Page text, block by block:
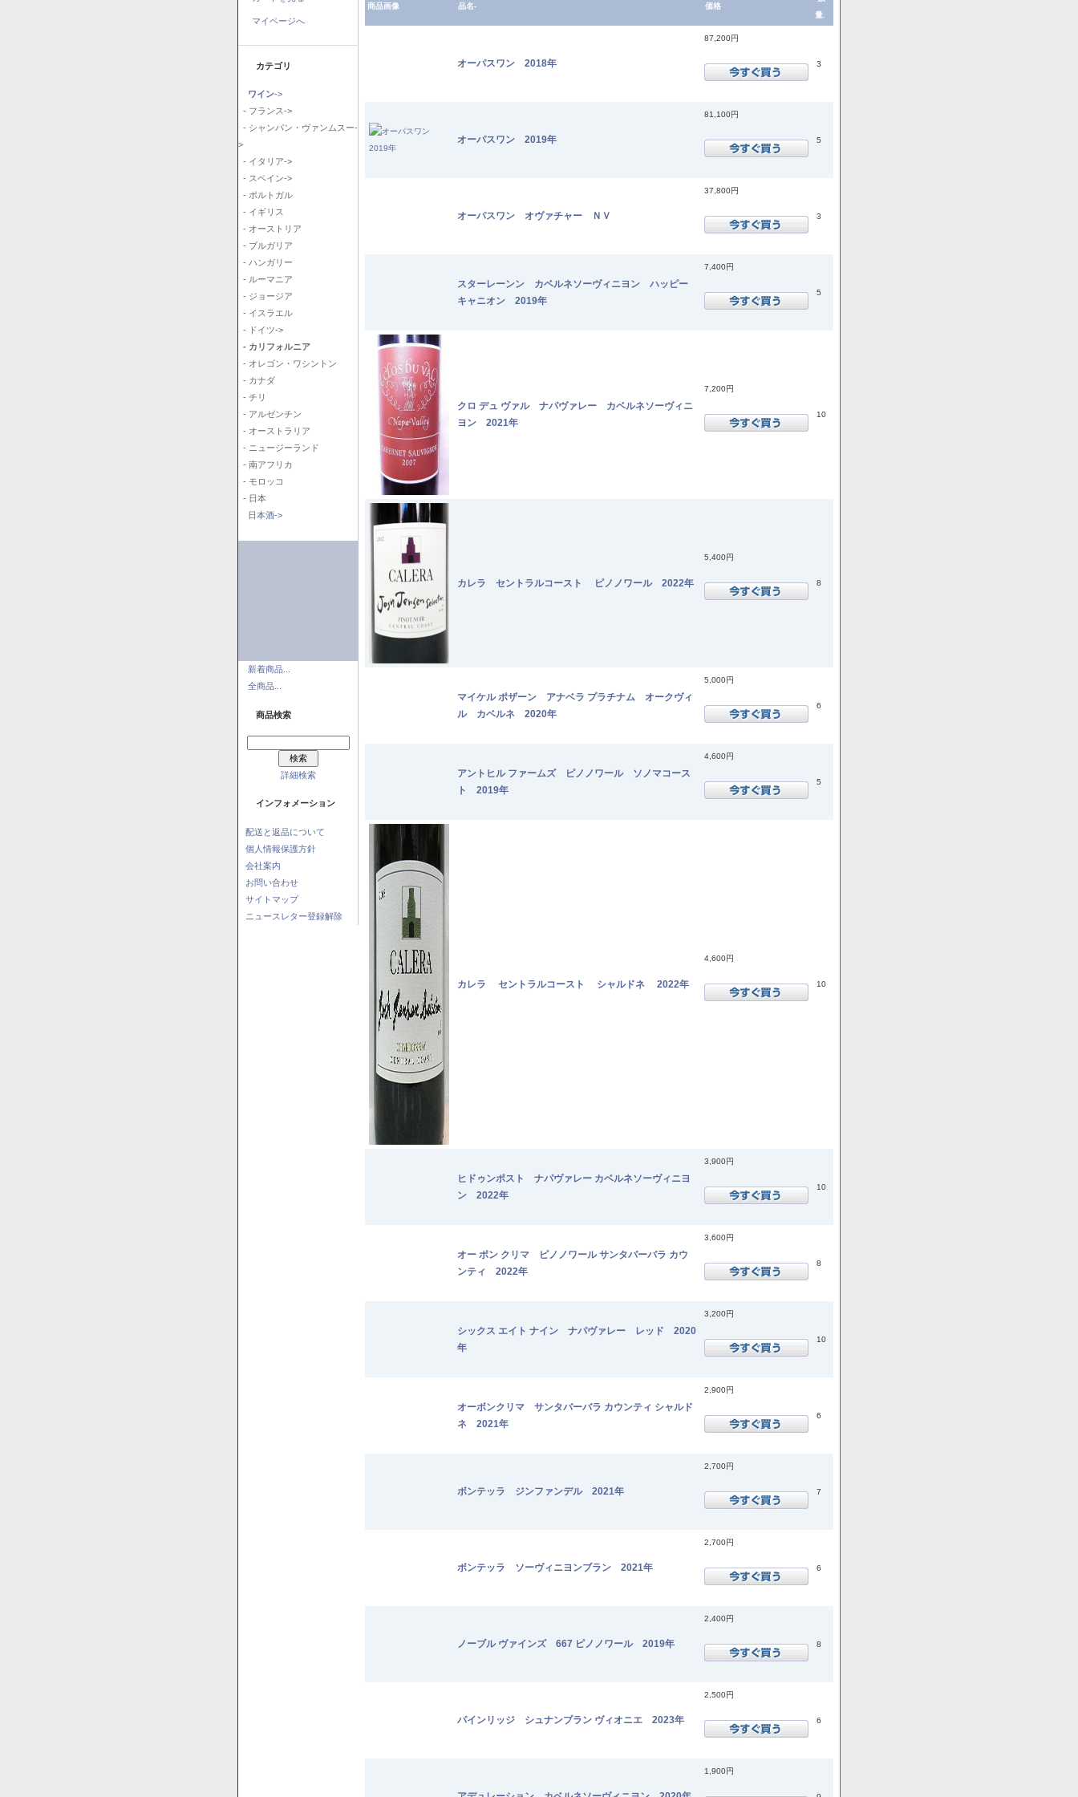
マイページへ
カテゴリ
ワイン->
- フランス->
- シャンパン・ヴァンムスー-
>
- イタリア->
- スペイン->
- ポルトガル
- イギリス
- オーストリア
- ブルガリア
- ハンガリー
- ルーマニア
- ジョージア
- イスラエル
- ドイツ->
- カリフォルニア
- オレゴン・ワシントン
- カナダ
- チリ
- アルゼンチン
- オーストラリア
- ニュージーランド
- 南アフリカ
- モロッコ
- 日本
日本酒->
新着商品...
全商品...
商品検索
詳細検索
インフォメーション
配送と返品について
個人情報保護方針
会社案内
お問い合わせ
サイトマップ
ニュースレター登録解除
商品画像 品名- 価格
量.
オーパスワン 2018年
87,200円
3
オーパスワン 2019年
81,100円
5
オーパスワン オヴァチャー ＮＶ
37,800円
3
スターレーンン カベルネソーヴィニヨン ハッピー
キャニオン 2019年
7,400円
5
クロ デュ ヴァル ナパヴァレー カベルネソーヴィニ
ヨン 2021年
7,200円
10
カレラ セントラルコースト ピノノワール 2022年
5,400円
8
マイケル ポザーン アナベラ プラチナム オークヴィ
ル カベルネ 2020年
5,000円
6
アントヒル ファームズ ピノノワール ソノマコース
ト 2019年
4,600円
5
カレラ セントラルコースト シャルドネ 2022年
4,600円
10
ヒドゥンポスト ナパヴァレー カベルネソーヴィニヨ
ン 2022年
3,900円
10
オー ボン クリマ ピノノワール サンタバーバラ カウ
ンティ 2022年
3,600円
8
シックス エイト ナイン ナパヴァレー レッド 2020
年
3,200円
10
オーボンクリマ サンタバーバラ カウンティ シャルド
ネ 2021年
2,900円
6
ボンテッラ ジンファンデル 2021年
2,700円
7
ボンテッラ ソーヴィニヨンブラン 2021年
2,700円
6
ノーブル ヴァインズ 667 ピノノワール 2019年
2,400円
8
パインリッジ シュナンブラン ヴィオニエ 2023年
2,500円
6
1,900円